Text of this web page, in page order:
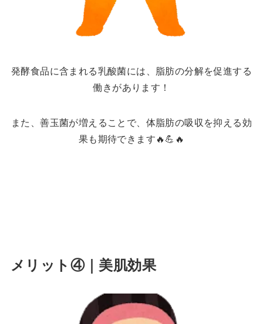
発酵食品に含まれる乳酸菌には、脂肪の分解を促進する
働きがあります！
また、善玉菌が増えることで、体脂肪の吸収を抑える効
果も期待できます🔥💪🔥
メリット④｜美肌効果